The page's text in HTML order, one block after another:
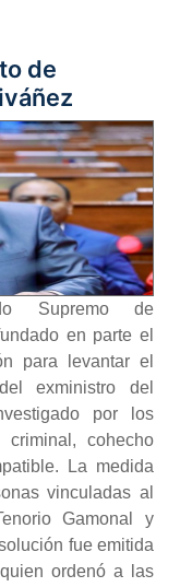
de
Supremo de
en parte el
para levantar el
exministro del
por los
cohecho
La medida
vinculadas al
Gamonal y
fue emitida
ordenó a las